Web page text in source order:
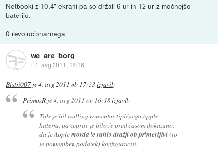
Netbooki z 10.4" ekrani pa so držali 6 ur in 12 ur z močnejšo
baterijo.
0 revolucionarnega
we_are_borg
::4. avg 2011, 18:16
Bistri007 je4. avg 2011 ob 17:33izjavil:
PrimozRje4. avg 2011 ob 16:18izjavil:
Tole je bil trolling komentar tipičnega Apple
haterja, pa čeprav je bilo že pred časom dokazano,
da je Applemorda le rahlo dražji ob primerljivi(to
je pomemben podatek) konfiguraciji.